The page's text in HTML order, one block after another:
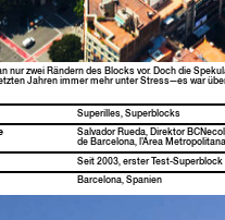
zwei Rän­dern des Blocks vor. Doch die
Jahren immer mehr unter Stress—es war
Super­illes, Superblocks
Sal­vador Rue­da, Direk­tor
de Barcelona, l’Area
Seit 2003, erster Test-
Barcelona, Spanien